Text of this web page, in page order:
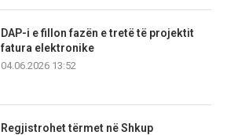
DAP-i e fillon fazën e tretë të projektit
fatura elektronike
04.06.2026 13:52
Regjistrohet tërmet në Shkup